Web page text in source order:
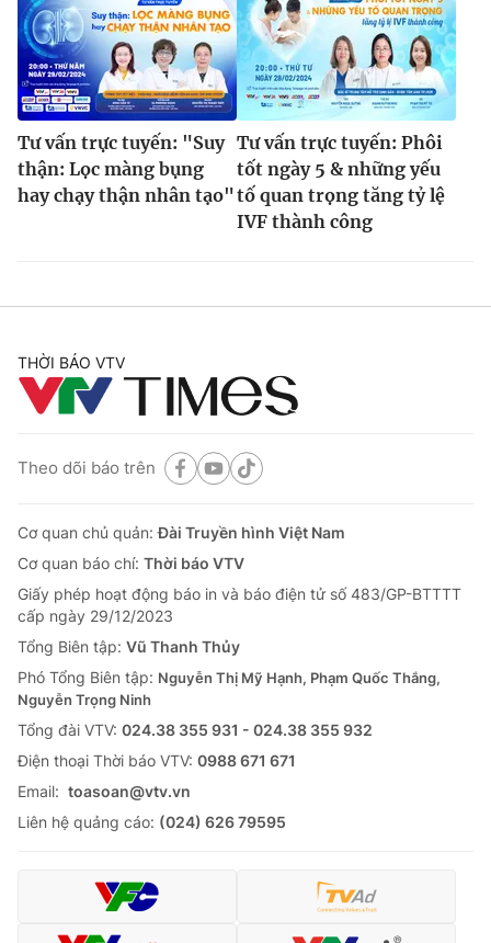
Tư vấn trực tuyến: "Suy
thận: Lọc màng bụng
hay chạy thận nhân tạo"
Tư vấn trực tuyến: Phôi
tốt ngày 5 & những yếu
tố quan trọng tăng tỷ lệ
IVF thành công
THỜI BÁO VTV
Theo dõi báo trên
Cơ quan chủ quản:Đài Truyền hình Việt Nam
Cơ quan báo chí: Thời báo VTV
Giấy phép hoạt động báo in và báo điện tử số 483/GP-BTTTT
cấp ngày 29/12/2023
Tổng Biên tập: Vũ Thanh Thủy
Phó Tổng Biên tập: Nguyễn Thị Mỹ Hạnh, Phạm Quốc Thắng,
Nguyễn Trọng Ninh
Tổng đài VTV: 024.38 355 931 - 024.38 355 932
Ðiện thoại Thời báo VTV: 0988 671 671
Email: toasoan@vtv.vn
Liên hệ quảng cáo: (024) 626 79595